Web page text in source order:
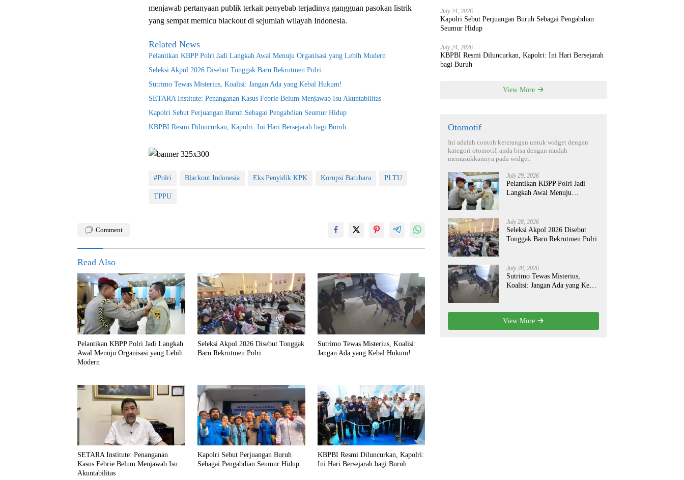
menjawab pertanyaan publik terkait penyebab terjadinya gangguan pasokan listrik
yang sempat memicu blackout di sejumlah wilayah Indonesia.
Related News
Pelantikan KBPP Polri Jadi Langkah Awal Menuju Organisasi yang Lebih Modern
Seleksi Akpol 2026 Disebut Tonggak Baru Rekrutmen Polri
Sutrimo Tewas Misterius, Koalisi: Jangan Ada yang Kebal Hukum!
SETARA Institute: Penanganan Kasus Febrie Belum Menjawab Isu Akuntabilitas
Kapolri Sebut Perjuangan Buruh Sebagai Pengabdian Seumur Hidup
KBPBI Resmi Diluncurkan, Kapolri: Ini Hari Bersejarah bagi Buruh
#Polri Blackout Indonesia Eks Penyidik KPK Korupsi Batubara PLTU
TPPU
Comment
Read Also
Pelantikan KBPP Polri Jadi Langkah
Awal Menuju Organisasi yang Lebih
Modern
Seleksi Akpol 2026 Disebut Tonggak
Baru Rekrutmen Polri
Sutrimo Tewas Misterius, Koalisi:
Jangan Ada yang Kebal Hukum!
SETARA Institute: Penanganan
Kasus Febrie Belum Menjawab Isu
Akuntabilitas
Kapolri Sebut Perjuangan Buruh
Sebagai Pengabdian Seumur Hidup
KBPBI Resmi Diluncurkan, Kapolri:
Ini Hari Bersejarah bagi Buruh
July 24, 2026
Kapolri Sebut Perjuangan Buruh Sebagai Pengabdian
Seumur Hidup
July 24, 2026
KBPBI Resmi Diluncurkan, Kapolri: Ini Hari Bersejarah
bagi Buruh
View More
Otomotif
Ini adalah contoh keterangan untuk widget dengan
kategori otomotif, anda bisa dengan mudah
memasukkannya pada widget.
July 29, 2026
Pelantikan KBPP Polri Jadi
Langkah Awal Menuju
July 28, 2026
Seleksi Akpol 2026 Disebut
Tonggak Baru Rekrutmen Polri
July 28, 2026
Sutrimo Tewas Misterius,
Koalisi: Jangan Ada yang Kebal
View More